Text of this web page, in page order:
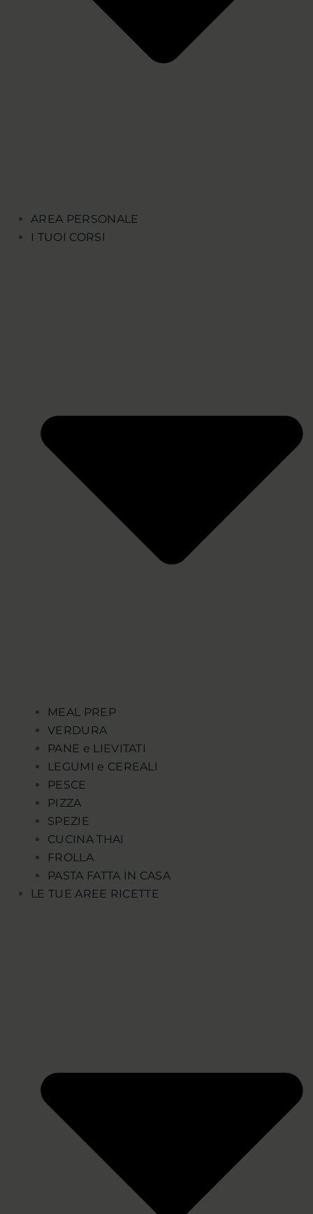
AREA PERSONALE
I TUOI CORSI
MEAL PREP
VERDURA
PANE e LIEVITATI
LEGUMI e CEREALI
PESCE
PIZZA
SPEZIE
CUCINA THAI
FROLLA
PASTA FATTA IN CASA
LE TUE AREE RICETTE